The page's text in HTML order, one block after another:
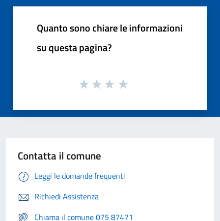
Quanto sono chiare le informazioni
su questa pagina?
Contatta il comune
Leggi le domande frequenti
Richiedi Assistenza
Chiama il comune 075 87471